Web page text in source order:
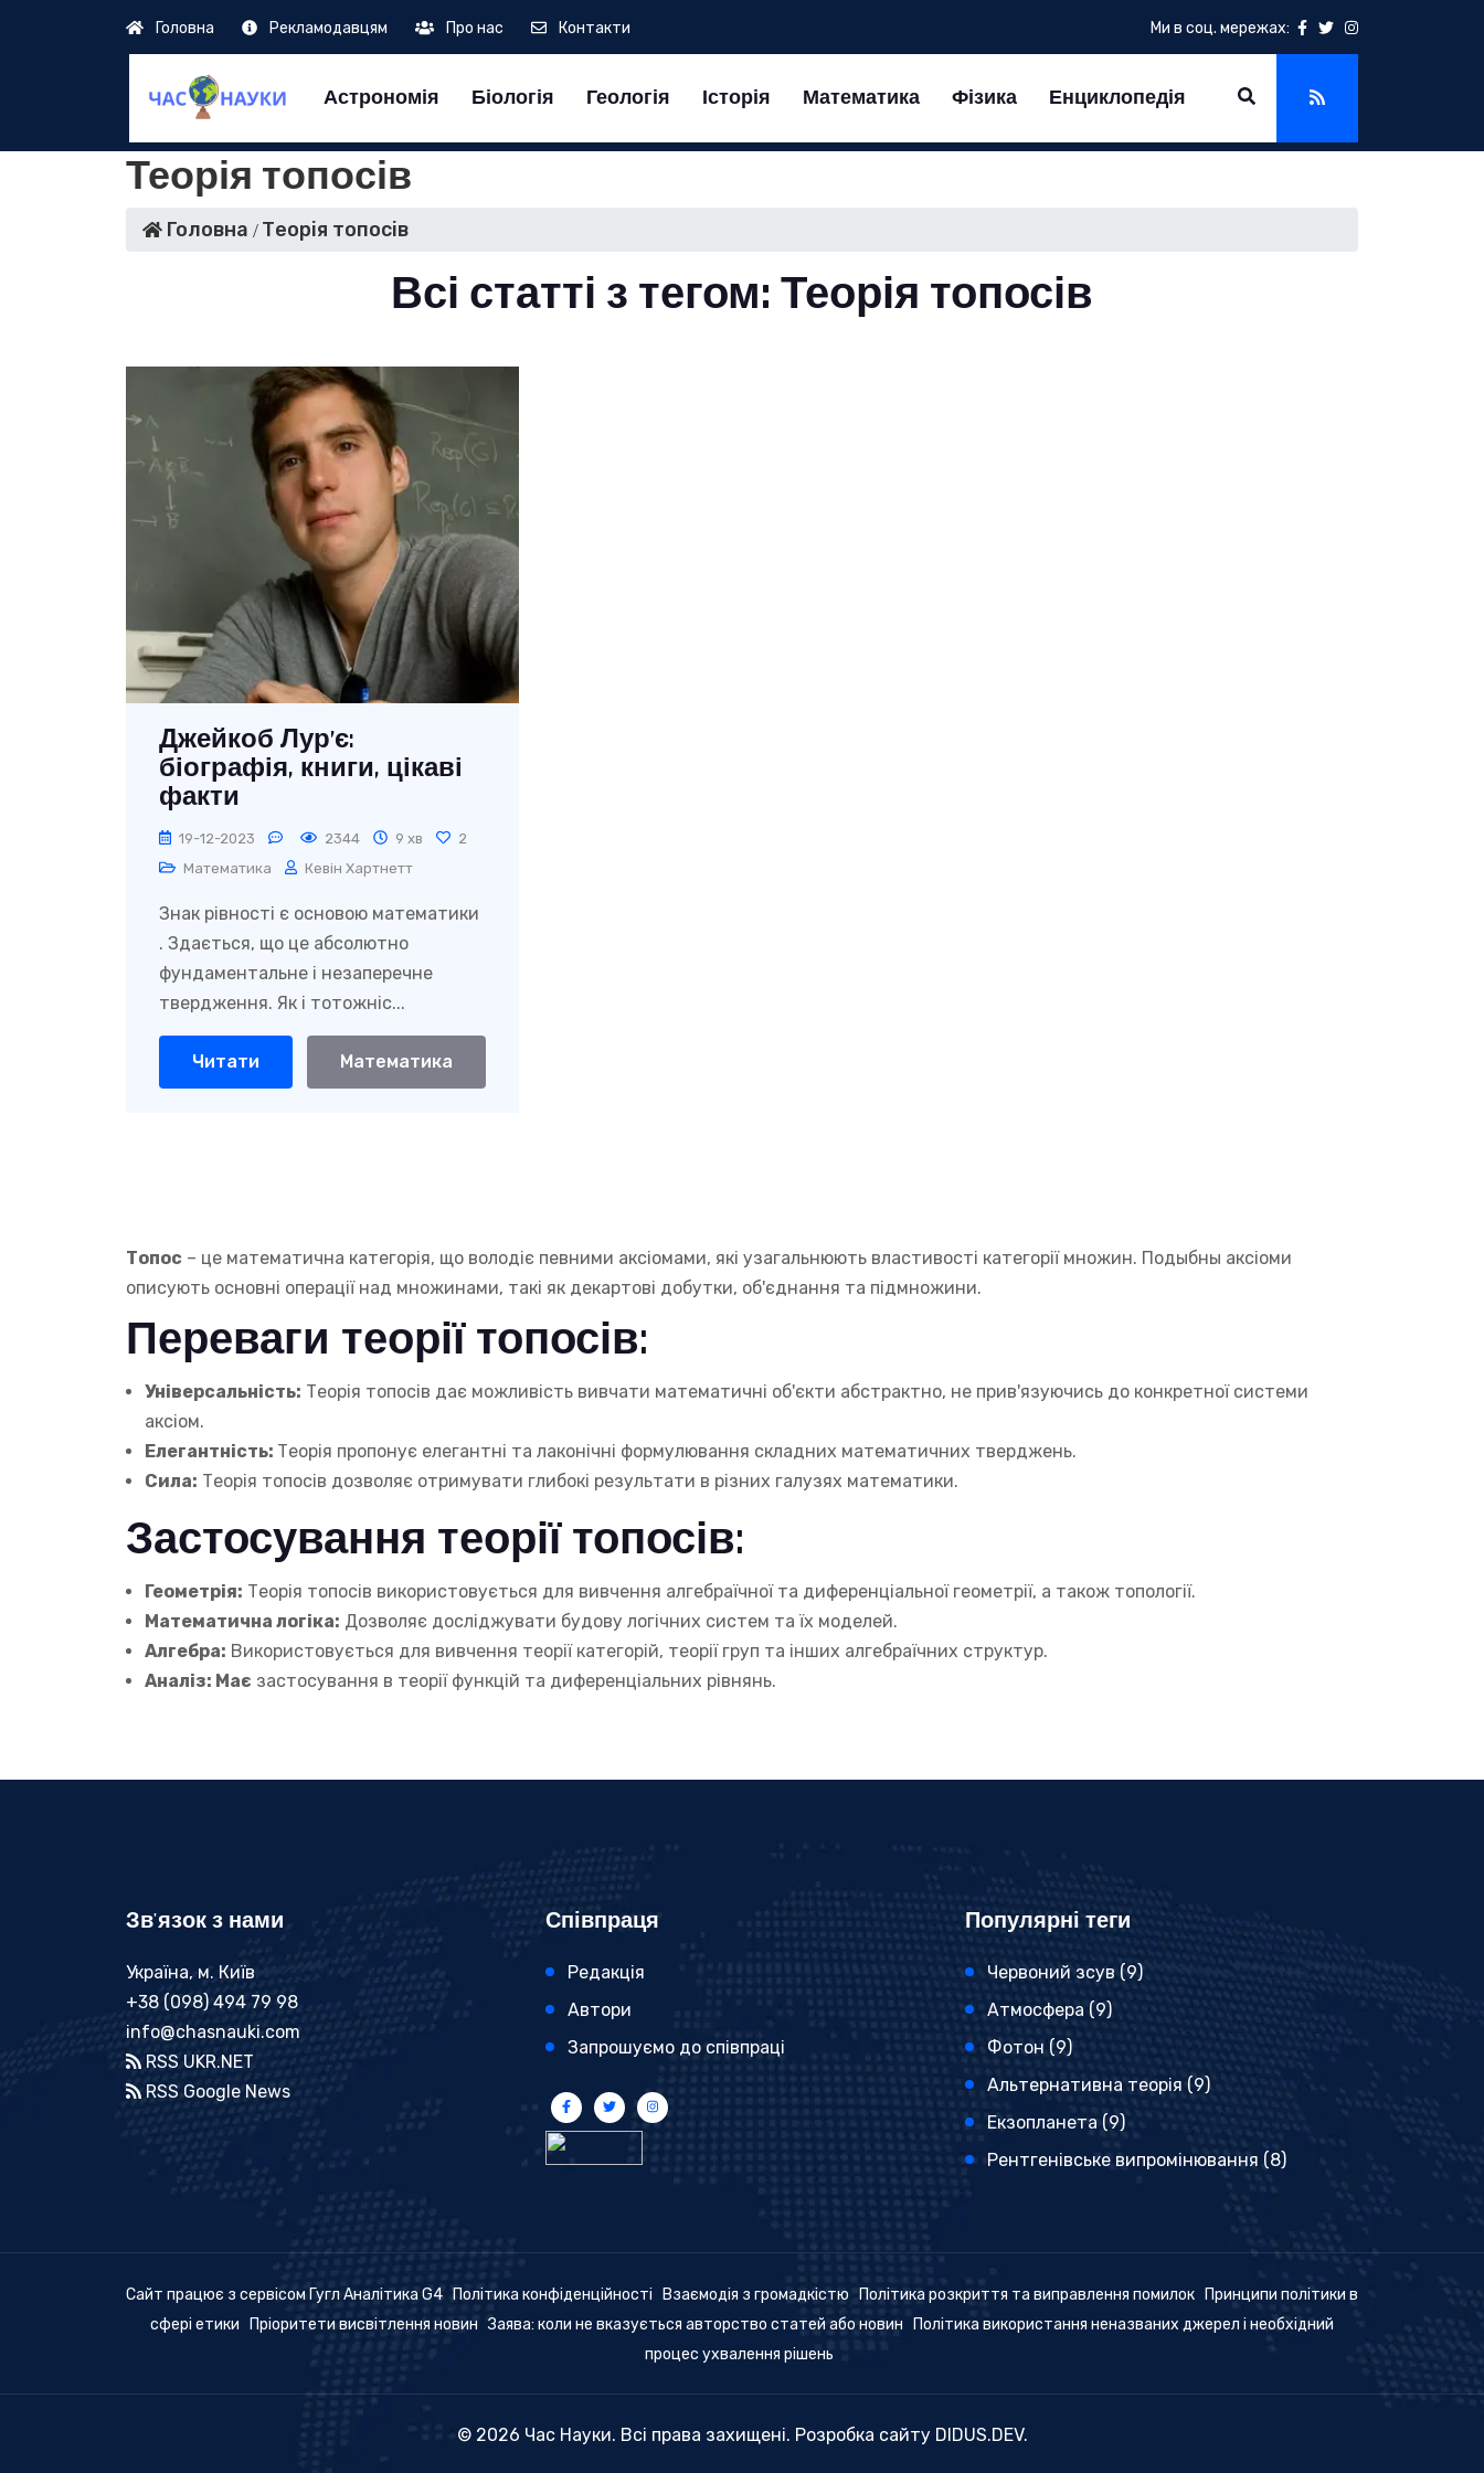
Головна Рекламодавцям Про нас Контакти Ми в соц. мережах:
Астрономія Біологія Геологія Історія Математика Фізика Енциклопедія
Теорія топосів
Головна Теорія топосів
Всі статті з тегом: Теорія топосів
Джейкоб Лур’є:
біографія, книги, цікаві
факти
19-12-2023 2344 9 хв
2
Математика
Кевін Хартнетт
Знак рівності є основою математики
. Здається, що це абсолютно
фундаментальне і незаперечне
твердження. Як і тотожніс...
Читати Математика
Топос – це математична категорія, що володіє певними аксіомами, які узагальнюють властивості категорії множин. Подыбны аксіоми
описують основні операції над множинами, такі як декартові добутки, об'єднання та підмножини.
Переваги теорії топосів:
Універсальність: Теорія топосів дає можливість вивчати математичні об'єкти абстрактно, не прив'язуючись до конкретної системи
аксіом.
Елегантність: Теорія пропонує елегантні та лаконічні формулювання складних математичних тверджень.
Сила: Теорія топосів дозволяє отримувати глибокі результати в різних галузях математики.
Застосування теорії топосів:
Геометрія: Теорія топосів використовується для вивчення алгебраїчної та диференціальної геометрії, а також топології.
Математична логіка: Дозволяє досліджувати будову логічних систем та їх моделей.
Алгебра: Використовується для вивчення теорії категорій, теорії груп та інших алгебраїчних структур.
Аналіз: Має застосування в теорії функцій та диференціальних рівнянь.
Зв'язок з нами
Україна, м. Київ
+38 (098) 494 79 98
info@chasnauki.com
RSS UKR.NET
RSS Google News
Співпраця
Редакція
Автори
Запрошуємо до співпраці
Популярні теги
Червоний зсув (9)
Атмосфера (9)
Фотон (9)
Альтернативна теорія (9)
Екзопланета (9)
Рентгенівське випромінювання (8)
Сайт працює з сервісом Гугл Аналітика G4 Політика конфіденційності Взаємодія з громадкістю Політика розкриття та виправлення помилок
Принципи політики в
сфері етики
Пріоритети висвітлення новин Заява: коли не вказується авторство статей або новин
Політика використання неназваних джерел і необхідний
процес ухвалення рішень
© 2026 Час Науки. Всі права захищені. Розробка сайту DIDUS.DEV.